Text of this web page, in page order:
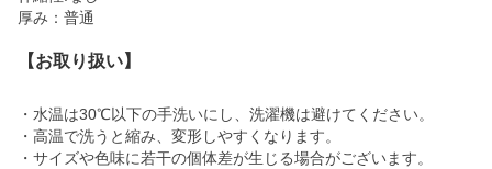
厚み：普通
【お取り扱い】
・水温は30℃以下の手洗いにし、洗濯機は避けてください。
・高温で洗うと縮み、変形しやすくなります。
・サイズや色味に若干の個体差が生じる場合がございます。